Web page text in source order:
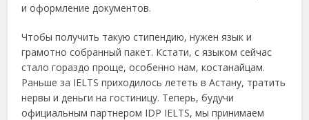
и оформление документов.
Чтобы получить такую стипендию, нужен язык и
грамотно собранный пакет. Кстати, с языком сейчас
стало гораздо проще, особенно нам, костанайцам.
Раньше за IELTS приходилось лететь в Астану, тратить
нервы и деньги на гостиницу. Теперь, будучи
официальным партнером IDP IELTS, мы принимаем